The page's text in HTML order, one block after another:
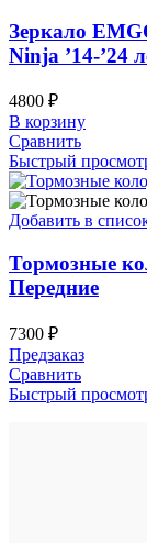
Зеркало
Ninja ’14-’24
4800 ₽
В корзину
Сравнить
Быстрый
Добавить в
Тормозные
Передние
7300 ₽
Предзаказ
Сравнить
Быстрый